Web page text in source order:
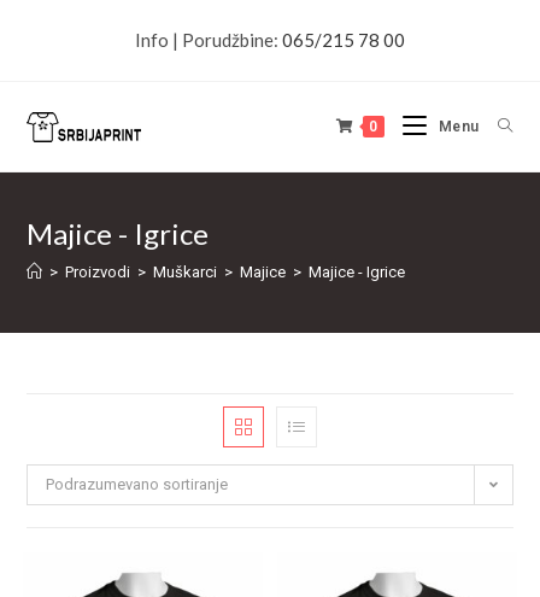
Info | Porudžbine: 065/215 78 00
0 Menu
Majice - Igrice
> Proizvodi > Muškarci > Majice > Majice - Igrice
Podrazumevano sortiranje